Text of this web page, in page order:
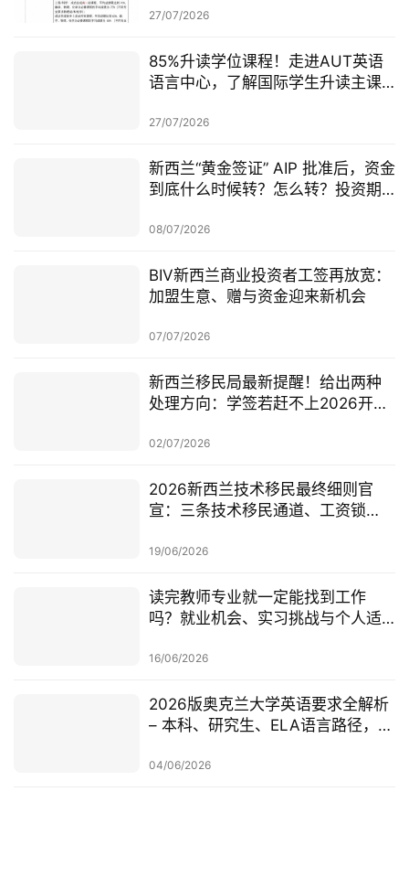
27/07/2026
85%升读学位课程！走进AUT英语
语言中心，了解国际学生升读主课
27/07/2026
新西兰“黄金签证” AIP 批准后，资金
到底什么时候转？怎么转？投资期
08/07/2026
BIV新西兰商业投资者工签再放宽：
加盟生意、赠与资金迎来新机会
07/07/2026
新西兰移民局最新提醒！给出两种
处理方向：学签若赶不上2026开
02/07/2026
2026新西兰技术移民最终细则官
宣：三条技术移民通道、工资锁
查一次梳理
19/06/2026
读完教师专业就一定能找到工作
吗？就业机会、实习挑战与个人适
16/06/2026
2026版奥克兰大学英语要求全解析
– 本科、研究生、ELA语言路径，一
04/06/2026